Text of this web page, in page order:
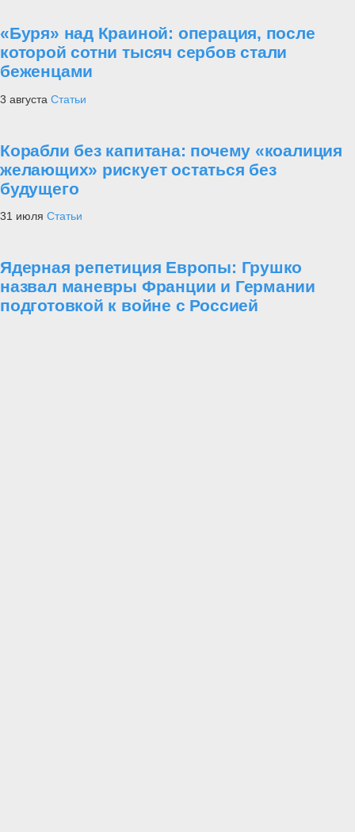
«Буря» над Краиной: операция, после
которой сотни тысяч сербов стали
беженцами
3 августа Статьи
Корабли без капитана: почему «коалиция
желающих» рискует остаться без
будущего
31 июля Статьи
Ядерная репетиция Европы: Грушко
назвал маневры Франции и Германии
подготовкой к войне с Россией